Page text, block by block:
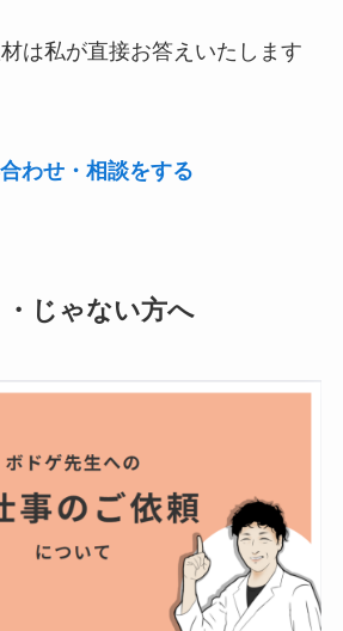
は私が直接お答えいたします
わせ・相談をする
じゃない方へ